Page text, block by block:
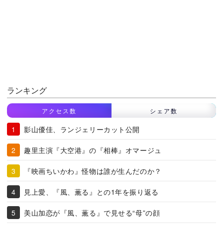
ランキング
アクセス数 シェア数
影山優佳、ランジェリーカット公開
趣里主演『大空港』の『相棒』オマージュ
『映画ちいかわ』怪物は誰が生んだのか？
見上愛、『風、薫る』との1年を振り返る
美山加恋が『風、薫る』で見せる“母”の顔